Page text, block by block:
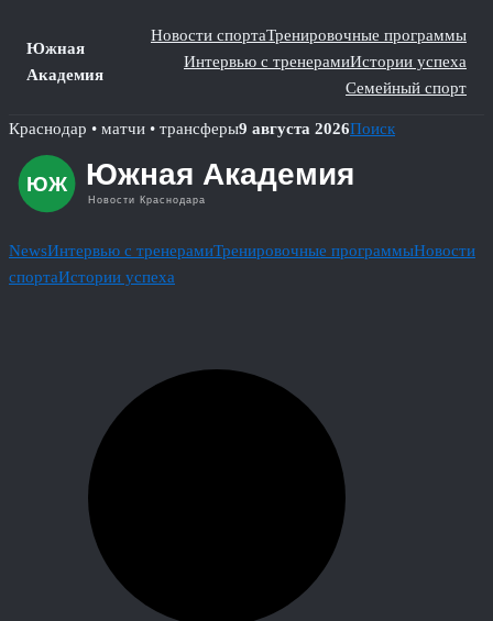
Южная
Академия
Новости спортаТренировочные программы
Интервью с тренерамиИстории успеха
Семейный спорт
Skip
content
Краснодар • матчи • трансферы9 августа 2026Поиск
NewsИнтервью с тренерамиТренировочные программыНовости
спортаИстории успеха